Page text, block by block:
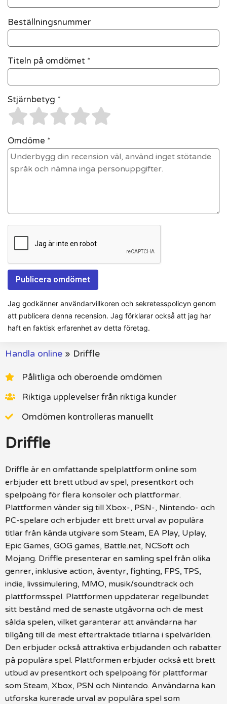
Beställningsnummer
Titeln på omdömet *
Stjärnbetyg *
Omdöme *
Jag godkänner användarvillkoren och sekretesspolicyn genom
att publicera denna recension. Jag förklarar också att jag har
haft en faktisk erfarenhet av detta företag.
Handla online » Driffle
Pålitliga och oberoende omdömen
Riktiga upplevelser från riktiga kunder
Omdömen kontrolleras manuellt
Driffle
Driffle är en omfattande spelplattform online som
erbjuder ett brett utbud av spel, presentkort och
spelpoäng för flera konsoler och plattformar.
Plattformen vänder sig till Xbox-, PSN-, Nintendo- och
PC-spelare och erbjuder ett brett urval av populära
titlar från kända utgivare som Steam, EA Play, Uplay,
Epic Games, GOG games, Battle.net, NCSoft och
Mojang. Driffle presenterar en samling spel från olika
genrer, inklusive action, äventyr, fighting, FPS, TPS,
indie, livssimulering, MMO, musik/soundtrack och
plattformsspel. Plattformen uppdaterar regelbundet
sitt bestånd med de senaste utgåvorna och de mest
sålda spelen, vilket garanterar att användarna har
tillgång till de mest eftertraktade titlarna i spelvärlden.
Den erbjuder också attraktiva erbjudanden och rabatter
på populära spel. Plattformen erbjuder också ett brett
utbud av presentkort och spelpoäng för plattformar
som Steam, Xbox, PSN och Nintendo. Användarna kan
utforska kurerade urval av populära spel som